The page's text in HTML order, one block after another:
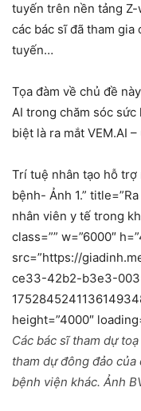
tuyến trên nền tảng
các bác sĩ đã tham
tuyến…
Tọa đàm về chủ đề
AI trong chăm sóc sức
biệt là ra mắt VEM.AI
Trí tuệ nhân tạo hỗ
bệnh- Ảnh 1.”
nhân viên y tế trong
class=”” w=”6000″
src=”https://
ce33-42b2-b3e3-
height=”4000″
Các bác sĩ tham dự
tham dự đông đảo
bệnh viện khác. Ảnh